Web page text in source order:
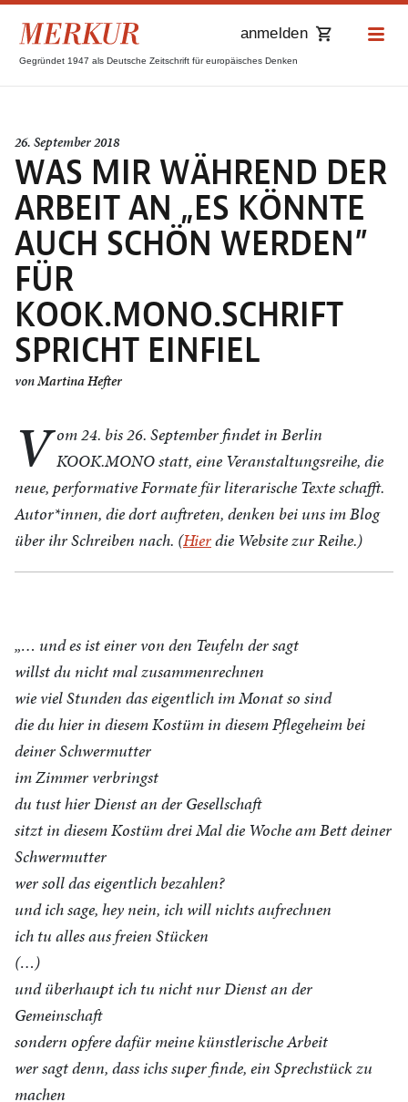
Gegründet 1947 als Deutsche Zeitschrift für europäisches Denken
anmelden
26. September 2018
WAS MIR WÄHREND DER
ARBEIT AN „ES KÖNNTE
AUCH SCHÖN WERDEN”
FÜR
KOOK.MONO.SCHRIFT
SPRICHT EINFIEL
vonMartina Hefter
V om 24. bis 26. September findet in Berlin
KOOK.MONO statt, eine Veranstaltungsreihe, die
neue, performative Formate für literarische Texte schafft.
Autor*innen, die dort auftreten, denken bei uns im Blog
über ihr Schreiben nach. (Hierdie Website zur Reihe.)
„… und es ist einer von den Teufeln der sagt
willst du nicht mal zusammenrechnen
wie viel Stunden das eigentlich im Monat so sind
die du hier in diesem Kostüm in diesem Pflegeheim bei
deiner Schwermutter
im Zimmer verbringst
du tust hier Dienst an der Gesellschaft
sitzt in diesem Kostüm drei Mal die Woche am Bett deiner
Schwermutter
wer soll das eigentlich bezahlen?
und ich sage, hey nein, ich will nichts aufrechnen
ich tu alles aus freien Stücken
(…)
und überhaupt ich tu nicht nur Dienst an der
Gemeinschaft
sondern opfere dafür meine künstlerische Arbeit
wer sagt denn, dass ichs super finde, ein Sprechstück zu
machen